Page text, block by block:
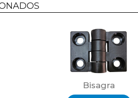
Bisagra